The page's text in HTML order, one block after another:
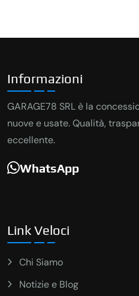
Informazioni
GARAGE78 SRL è la
nuove e usate. Qualità,
eccellente.
WhatsApp
Link Veloci
Chi Siamo
Notizie e Blog